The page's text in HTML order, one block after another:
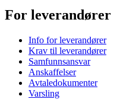
For leverandører
Info for leverandører
Krav til leverandører
Samfunnsansvar
Anskaffelser
Avtaledokumenter
Varsling